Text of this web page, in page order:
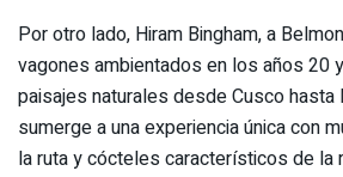
Por otro lado, Hiram Bingham, a
vagones ambientados en los años 20
paisajes naturales desde Cusco hasta
sumerge a una experiencia única con
la ruta y cócteles característicos de la